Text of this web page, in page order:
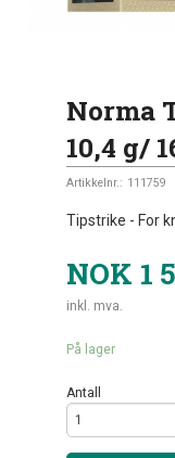
Norma
10,4 g/
Artikkelnr.: 111759
Tipstrike - For
NOK 1
inkl. mva.
På lager
Antall